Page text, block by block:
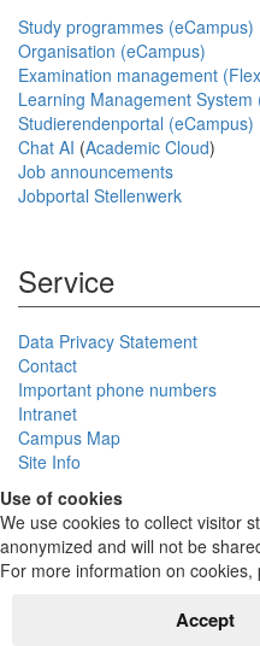
Study programmes (eCampus)
Organisation (eCampus)
Examination management
Learning Management System
Studierendenportal (eCampus)
Chat AI (Academic Cloud)
Job announcements
Jobportal Stellenwerk
Service
Data Privacy Statement
Contact
Important phone numbers
Intranet
Campus Map
Site Info
Use of cookies
We use cookies to collect visitor
anonymized and will not be
For more information on cookies,
Accept